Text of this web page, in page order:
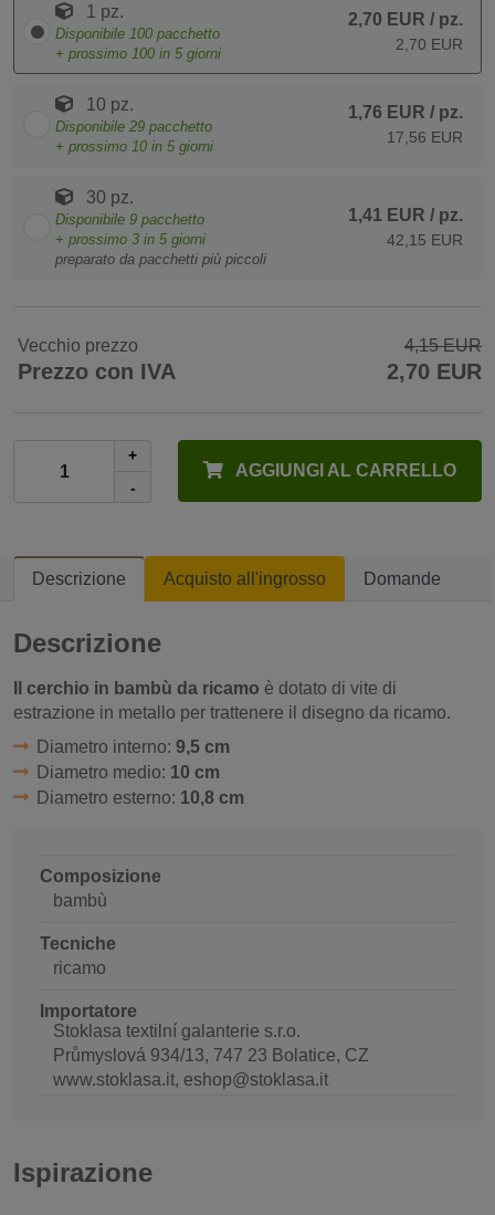
1 pz.
Disponibile 100 pacchetto
+ prossimo 100 in 5 giorni
2,70 EUR / pz.
2,70 EUR
10 pz.
Disponibile 29 pacchetto
+ prossimo 10 in 5 giorni
1,76 EUR / pz.
17,56 EUR
30 pz.
Disponibile 9 pacchetto
+ prossimo 3 in 5 giorni
preparato da pacchetti più piccoli
1,41 EUR / pz.
42,15 EUR
Vecchio prezzo 4,15 EUR
Prezzo con IVA 2,70 EUR
+
-
AGGIUNGI AL CARRELLO
Descrizione Acquisto all'ingrosso Domande
Descrizione
Il cerchio in bambù da ricamo è dotato di vite di
estrazione in metallo per trattenere il disegno da ricamo.
Diametro interno: 9,5 cm
Diametro medio: 10 cm
Diametro esterno: 10,8 cm
Composizione
bambù
Tecniche
ricamo
Importatore
Stoklasa textilní galanterie s.r.o.
Průmyslová 934/13, 747 23 Bolatice, CZ
www.stoklasa.it, eshop@stoklasa.it
Ispirazione